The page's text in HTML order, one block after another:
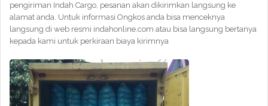
pengiriman Indah Cargo, pesanan akan dikirimkan langsung ke
alamat anda. Untuk informasi Ongkos anda bisa menceknya
langsung di web resmi indahonline.com atau bisa langsung bertanya
kepada kami untuk perkiraan biaya kirimnya